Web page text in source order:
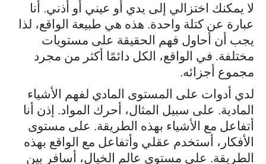
لا يمكنك اختزالي إلى يدي أو عيني أو أذني. أنا
عبارة عن كتلة واحدة. هذه هي طبيعة الواقع، لذا
يجب أن أحاول فهم الحقيقة على مستويات
مختلفة. في الواقع، الكل دائمًا أكثر من مجرد
مجموع أجزائه.
لدي أدوات على المستوى المادي لفهم الأشياء
المادية. على سبيل المثال، أحرك المواد. إذن أنا
أتفاعل مع الأشياء بهذه الطريقة. على مستوى
الأفكار، أستخدم عقلي وأتفاعل مع الواقع بهذه
الطريقة. على مستوى عالم الخيال، أسافر بين